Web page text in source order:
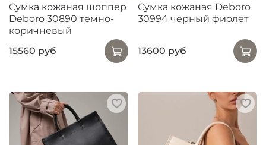
Сумка кожаная шоппер
Deboro 30890 темно-
коричневый
15560 руб
Сумка кожаная Deboro
30994 черный фиолет
13600 руб